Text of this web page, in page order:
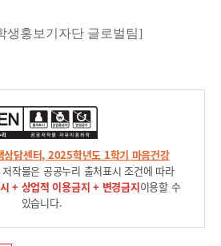
생홍보기자단 글로벌팀]
상담센터, 2025학년도 1학기 마음건강
저작물은 공공누리 출처표시 조건에 따라
+ 상업적 이용금지 + 변경금지이용할 수
있습니다.